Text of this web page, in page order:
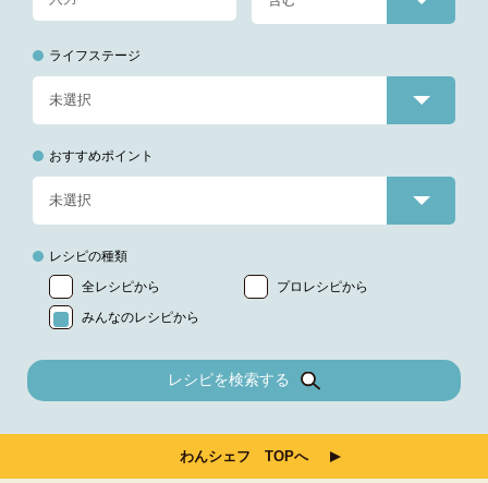
ライフステージ
おすすめポイント
レシピの種類
全レシピから
プロレシピから
みんなのレシピから
レシピを検索する
わんシェフ TOPへ